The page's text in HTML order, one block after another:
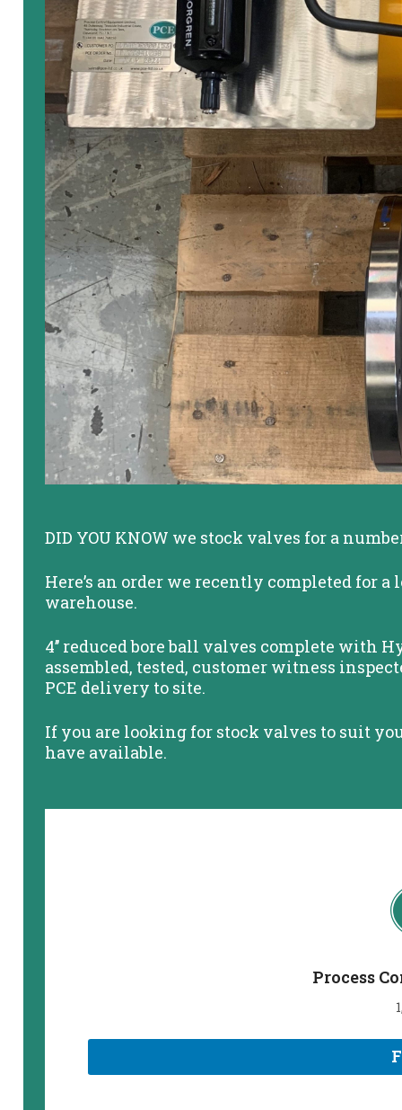
DID YOU KNOW we stock valves for a
Here’s an order we recently completed for
warehouse.
4’’ reduced bore ball valves complete with
assembled, tested, customer witness
PCE delivery to site.
If you are looking for stock valves to suit
have available.
Process